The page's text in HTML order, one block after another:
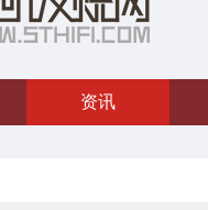
资讯